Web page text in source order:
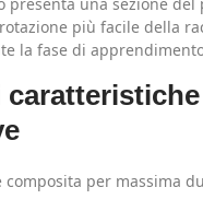
più facile della
la fase di
caratteristiche
composita per massima